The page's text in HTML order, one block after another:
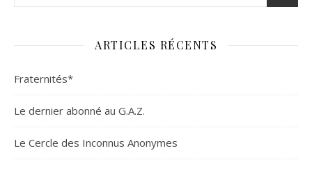
ARTICLES RÉCENTS
Fraternités*
Le dernier abonné au G.A.Z.
Le Cercle des Inconnus Anonymes